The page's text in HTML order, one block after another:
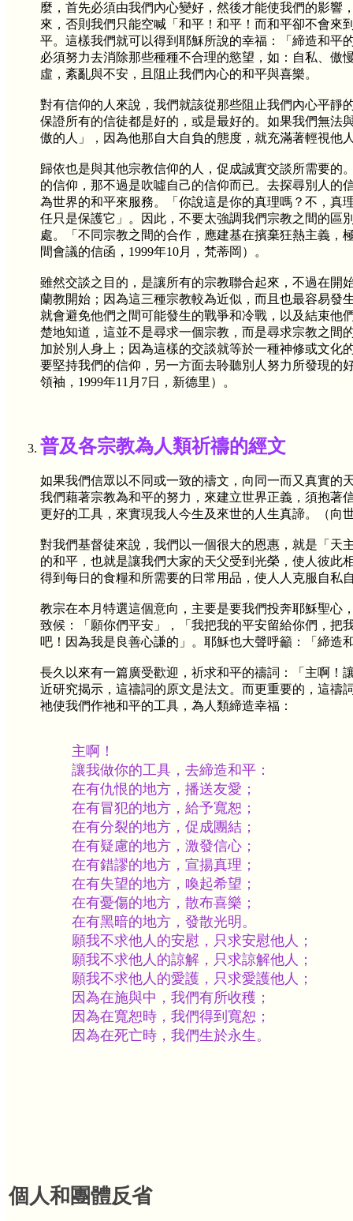
麼，首先必須由我們內心變好，然後才能使我們的影響
來，否則我們只能空喊「和平！和平！而和平卻不會來
平。這樣我們就可以得到耶穌所說的幸福：「締造和平
必須努力去消除那些種種不合理的慾望，如：自私、
虛，紊亂與不安，且阻止我們內心的和平與喜樂。
對有信仰的人來說，我們就該從那些阻止我們內心平靜
保證所有的信徒都是好的，或是最好的。如果我們無法
傲的人」，因為他那自大自負的態度，就充滿著輕視他
歸依也是與其他宗教信仰的人，促成誠實交談所需要的
的信仰，那不過是吹噓自己的信仰而已。去探尋別人的
為世界的和平來服務。「你說這是你的真理嗎？不，真
任只是保護它」。因此，不要太強調我們宗教之間的區
處。「不同宗教之間的合作，應建基在擯棄狂熱主義
間會議的信函，1999年10月，梵蒂岡）。
雖然交談之目的，是讓所有的宗教聯合起來，不過在開
蘭教開始；因為這三種宗教較為近似，而且也最容易發
就會避免他們之間可能發生的戰爭和冷戰，以及結束他
楚地知道，這並不是尋求一個宗教，而是尋求宗教之間
加於別人身上；因為這樣的交談就等於一種神修或文化
要堅持我們的信仰，另一方面去聆聽別人努力所發現的
領袖，1999年11月7日，新德里）。
普及各宗教為人類祈禱的經文
如果我們信眾以不同或一致的禱文，向同一而又真實的
我們藉著宗教為和平的努力，來建立世界正義，須抱著
更好的工具，來實現我人今生及來世的人生真諦。（向
對我們基督徒來說，我們以一個很大的恩惠，就是「天
的和平，也就是讓我們大家的天父受到光榮，使人彼此
得到每日的食糧和所需要的日常用品，使人人克服自私
教宗在本月特選這個意向，主要是要我們投奔耶穌聖心
致候：「願你們平安」，「我把我的平安留給你們，把
吧！因為我是良善心謙的」。耶穌也大聲呼籲：「締造
長久以來有一篇廣受歡迎，祈求和平的禱詞：「主啊！
近研究揭示，這禱詞的原文是法文。而更重要的，這禱
祂使我們作祂和平的工具，為人類締造幸福：
主啊！
讓我做你的工具，去締造和平：
在有仇恨的地方，播送友愛；
在有冒犯的地方，給予寬恕；
在有分裂的地方，促成團結；
在有疑慮的地方，激發信心；
在有錯謬的地方，宣揚真理；
在有失望的地方，喚起希望；
在有憂傷的地方，散布喜樂；
在有黑暗的地方，發散光明。
願我不求他人的安慰，只求安慰他人；
願我不求他人的諒解，只求諒解他人；
願我不求他人的愛護，只求愛護他人；
因為在施與中，我們有所收穫；
因為在寬恕時，我們得到寬恕；
因為在死亡時，我們生於永生。
個人和團體反省